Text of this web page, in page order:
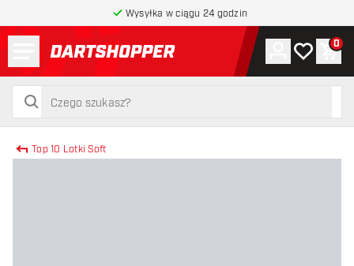
Wysyłka w ciągu 24 godzin
powrót do strony głównej
szukaj
szukaj
Konto
Moja lista
0
Top 10 Lotki Soft